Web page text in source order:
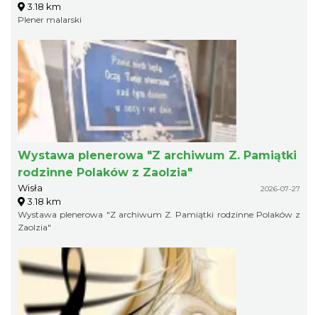
3.18 km
Plener malarski
Wystawa plenerowa "Z archiwum Z. Pamiątki
rodzinne Polaków z Zaolzia"
Wisła 2026-07-27
3.18 km
Wystawa plenerowa "Z archiwum Z. Pamiątki rodzinne Polaków z
Zaolzia"